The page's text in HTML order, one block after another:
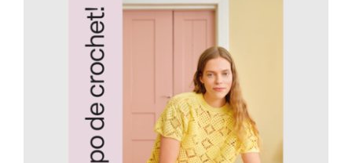
AÑADIR AL CARRITO
/
DETALLES